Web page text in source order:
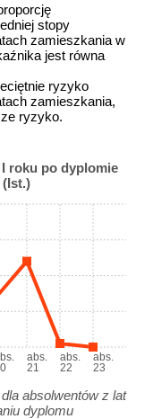
stopy
zamieszkania w
jest równa
ryzyko
zamieszkania,
ryzyko.
roku po dyplomie
abs.
21
abs.
22
abs.
23
absolwentów z lat
dyplomu